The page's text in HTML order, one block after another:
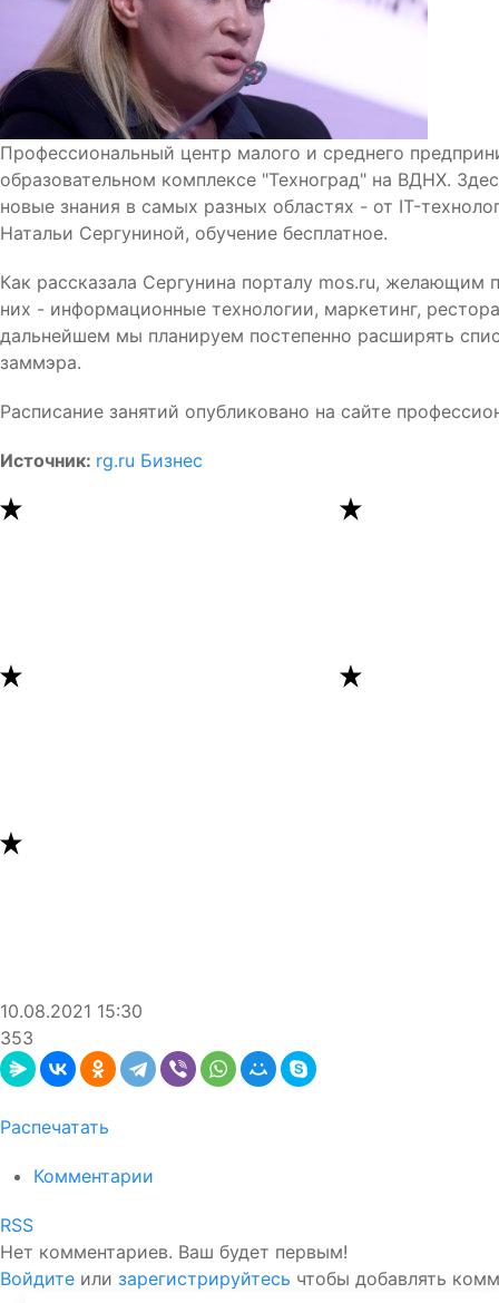
Профессиональный центр малого и среднего
образовательном комплексе "Техноград" на ВДНХ.
новые знания в самых разных областях - от IT-
Натальи Сергуниной, обучение бесплатное.
Как рассказала Сергунина порталу mos.ru, желающим
них - информационные технологии, маркетинг,
дальнейшем мы планируем постепенно расширять
заммэра.
Расписание занятий опубликовано на сайте
Источник: rg.ru Бизнес
10.08.2021 15:30
353
Распечатать
Комментарии
RSS
Нет комментариев. Ваш будет первым!
Войдите или зарегистрируйтесь чтобы добавлять